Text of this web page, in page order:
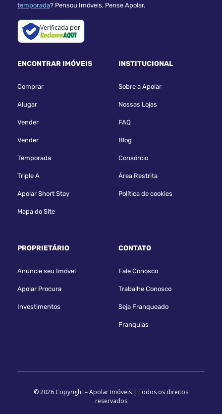
temporada? Pensou Imóveis, Pense Apolar.
Verificada por
ENCONTRAR IMÓVEIS
Comprar
Alugar
Vender
Vender
Temporada
Triple A
Apolar Short Stay
Mapa do Site
INSTITUCIONAL
Sobre a Apolar
Nossas Lojas
FAQ
Blog
Consórcio
Área Restrita
Política de cookies
PROPRIETÁRIO
Anuncie seu Imóvel
Apolar Procura
Investimentos
CONTATO
Fale Conosco
Trabalhe Conosco
Seja Franqueado
Franquias
© 2026 Copyright – Apolar Imóveis | Todos os direitos
reservados